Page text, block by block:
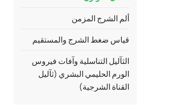
ألم الشرج المزمن
قياس ضغط الشرج والمستقيم
الثآليل التناسلية وآفات فيروس
الورم الحليمي البشري (ثآليل
القناة الشرجية)